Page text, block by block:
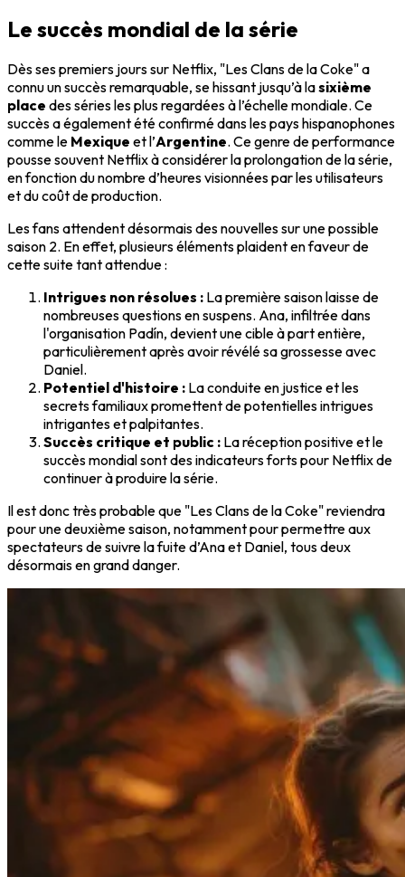
Le succès mondial de la série
Dès ses premiers jours sur Netflix, "Les Clans de la Coke" a
connu un succès remarquable, se hissant jusqu’à lasixième
place des séries les plus regardées à l’échelle mondiale. Ce
succès a également été confirmé dans les pays hispanophones
comme le Mexique et l’Argentine. Ce genre de performance
pousse souvent Netflix à considérer la prolongation de la série,
en fonction du nombre d’heures visionnées par les utilisateurs
et du coût de production.
Les fans attendent désormais des nouvelles sur une possible
saison 2. En effet, plusieurs éléments plaident en faveur de
cette suite tant attendue :
Intrigues non résolues : La première saison laisse de
nombreuses questions en suspens. Ana, infiltrée dans
l'organisation Padín, devient une cible à part entière,
particulièrement après avoir révélé sa grossesse avec
Daniel.
Potentiel d'histoire : La conduite en justice et les
secrets familiaux promettent de potentielles intrigues
intrigantes et palpitantes.
Succès critique et public : La réception positive et le
succès mondial sont des indicateurs forts pour Netflix de
continuer à produire la série.
Il est donc très probable que "Les Clans de la Coke" reviendra
pour une deuxième saison, notamment pour permettre aux
spectateurs de suivre la fuite d’Ana et Daniel, tous deux
désormais en grand danger.